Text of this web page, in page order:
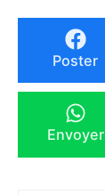
Poster
Envoyer